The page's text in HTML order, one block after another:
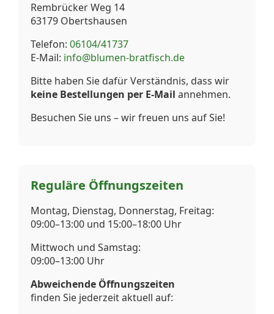
Rembrücker Weg 14
63179 Obertshausen
Telefon: 06104/41737
E-Mail: info@blumen-bratfisch.de
Bitte haben Sie dafür Verständnis, dass wir
keine Bestellungen per E-Mail annehmen.
Besuchen Sie uns – wir freuen uns auf Sie!
Reguläre Öffnungszeiten
Montag, Dienstag, Donnerstag, Freitag:
09:00–13:00 und 15:00–18:00 Uhr
Mittwoch und Samstag:
09:00–13:00 Uhr
Abweichende Öffnungszeiten
finden Sie jederzeit aktuell auf: